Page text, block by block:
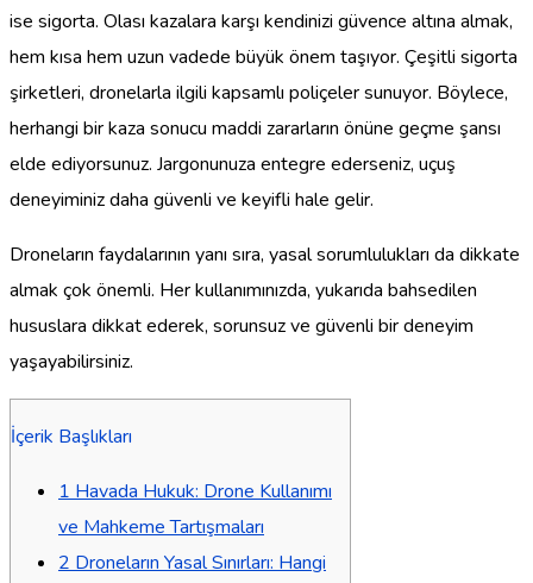
ise sigorta. Olası kazalara karşı kendinizi güvence altına almak,
hem kısa hem uzun vadede büyük önem taşıyor. Çeşitli sigorta
şirketleri, dronelarla ilgili kapsamlı poliçeler sunuyor. Böylece,
herhangi bir kaza sonucu maddi zararların önüne geçme şansı
elde ediyorsunuz. Jargonunuza entegre ederseniz, uçuş
deneyiminiz daha güvenli ve keyifli hale gelir.
Droneların faydalarının yanı sıra, yasal sorumlulukları da dikkate
almak çok önemli. Her kullanımınızda, yukarıda bahsedilen
hususlara dikkat ederek, sorunsuz ve güvenli bir deneyim
yaşayabilirsiniz.
İçerik Başlıkları
1 Havada Hukuk: Drone Kullanımı
ve Mahkeme Tartışmaları
2 Droneların Yasal Sınırları: Hangi